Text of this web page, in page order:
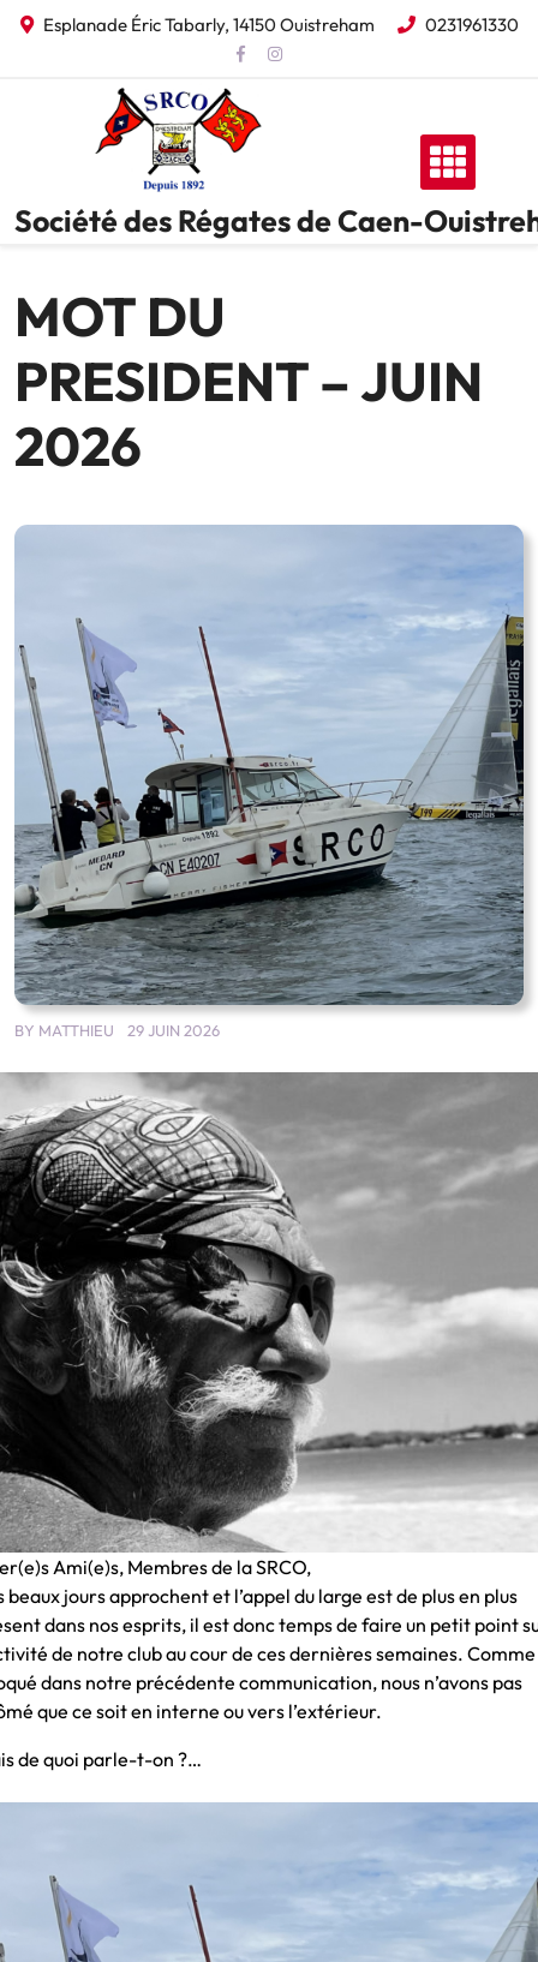
Skip Esplanade Éric Tabarly, 14150 Ouistreham 0231961330
Société des Régates de Caen-
MOT DU
PRESIDENT – JUIN
2026
BY MATTHIEU 29 JUIN 2026
Ami(e)s, Membres de la SRCO,
beaux jours approchent et l’appel du large est de plus en plus
dans nos esprits, il est donc temps de faire un petit point
de notre club au cour de ces dernières semaines. Comme
dans notre précédente communication, nous n’avons pas
que ce soit en interne ou vers l’extérieur.
de quoi parle-t-on ?…